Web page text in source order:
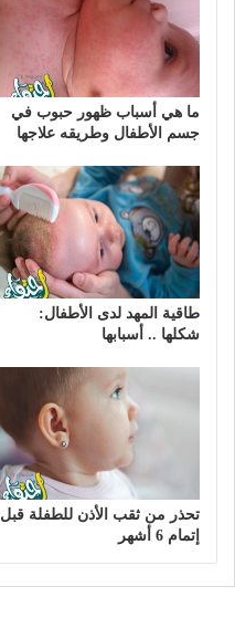
ما هي أسباب ظهور حبوب في
جسم الأطفال وطريقه علاجها
طاقية المهد لدى الأطفال:
شكلها .. أسبابها
تحذر من ثقب الأذن للطفلة قبل
إتمام 6 أشهر